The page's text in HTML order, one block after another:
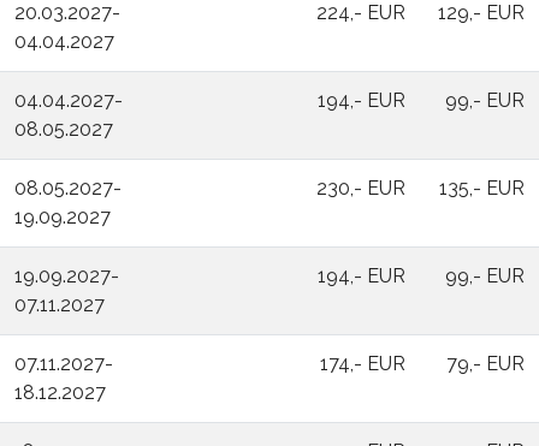
20.03.2027-
04.04.2027
224,- EUR 129,- EUR
04.04.2027-
08.05.2027
194,- EUR 99,- EUR
08.05.2027-
19.09.2027
230,- EUR 135,- EUR
19.09.2027-
07.11.2027
194,- EUR 99,- EUR
07.11.2027-
18.12.2027
174,- EUR 79,- EUR